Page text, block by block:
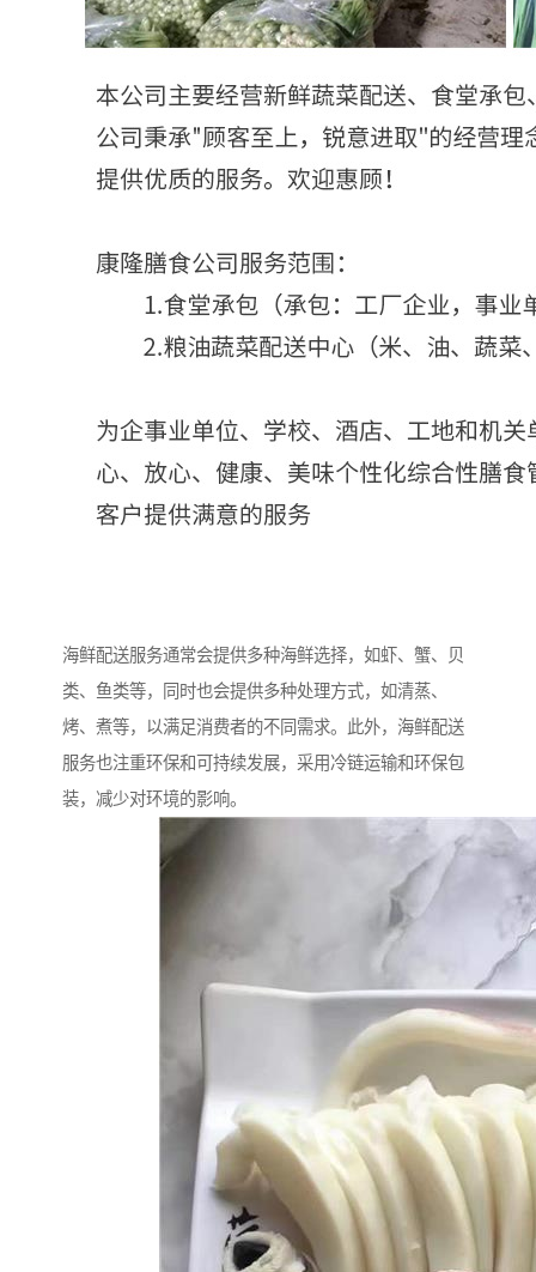
海鲜配送服务通常会提供多种海鲜选择，如虾、蟹、贝
类、鱼类等，同时也会提供多种处理方式，如清蒸、
烤、煮等，以满足消费者的不同需求。此外，海鲜配送
服务也注重环保和可持续发展，采用冷链运输和环保包
装，减少对环境的影响。